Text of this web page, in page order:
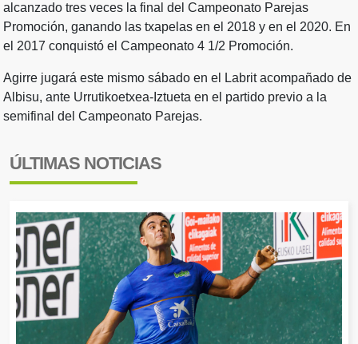
alcanzado tres veces la final del Campeonato Parejas
Promoción, ganando las txapelas en el 2018 y en el 2020. En
el 2017 conquistó el Campeonato 4 1/2 Promoción.
Agirre jugará este mismo sábado en el Labrit acompañado de
Albisu, ante Urrutikoetxea-Iztueta en el partido previo a la
semifinal del Campeonato Parejas.
ÚLTIMAS NOTICIAS